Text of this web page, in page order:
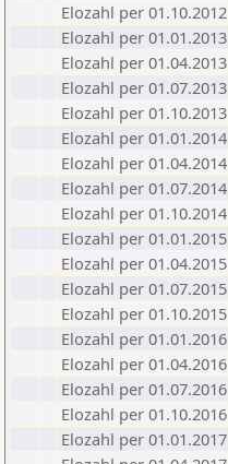
Elozahl per 01.10.2012
Elozahl per 01.01.2013
Elozahl per 01.04.2013
Elozahl per 01.07.2013
Elozahl per 01.10.2013
Elozahl per 01.01.2014
Elozahl per 01.04.2014
Elozahl per 01.07.2014
Elozahl per 01.10.2014
Elozahl per 01.01.2015
Elozahl per 01.04.2015
Elozahl per 01.07.2015
Elozahl per 01.10.2015
Elozahl per 01.01.2016
Elozahl per 01.04.2016
Elozahl per 01.07.2016
Elozahl per 01.10.2016
Elozahl per 01.01.2017